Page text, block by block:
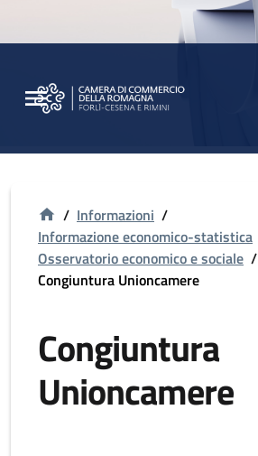
/ Informazioni /
Informazione economico-statistica
Osservatorio economico e sociale /
Congiuntura Unioncamere
Congiuntura
Unioncamere